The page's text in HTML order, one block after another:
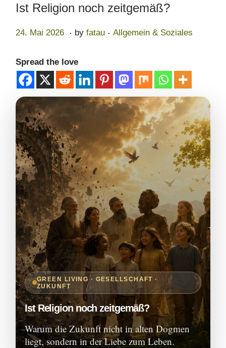
Ist Religion noch zeitgemäß?
Posted on
24. Mai 2026 2
.
M
a
0
2
6
. by fatau . Posted in
Allgemein & Soziales
Spread the love
GREEN LIVING · GESELLSCHAFT ·
ZUKUNFT
Ist Religion noch zeitgemäß?
Warum die Zukunft nicht in alten Dogmen
liegt, sondern in der Liebe zum Leben.